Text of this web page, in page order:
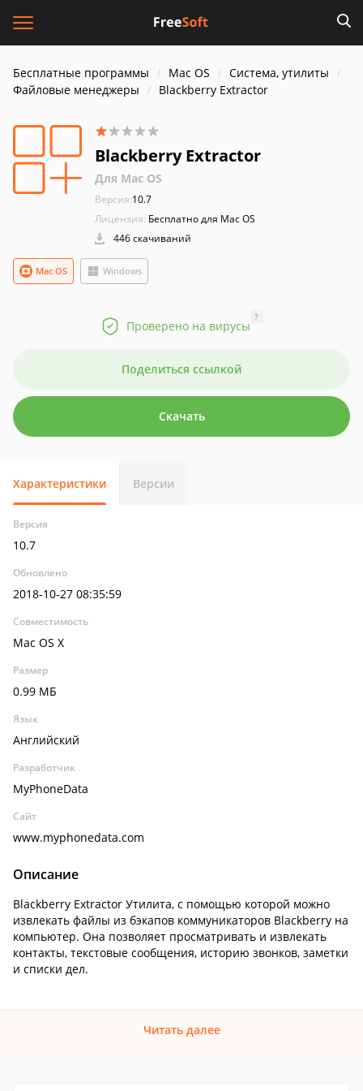
Бесплатные программы Mac OS
Система, утилиты
Файловые менеджеры
Blackberry Extractor
Blackberry Extractor
Для Mac OS
Версия:10.7
Лицензия: Бесплатно для Mac OS
446 скачиваний
Windows
Mac OS
Проверено на вирусы
?
Поделиться ссылкой
Скачать
Характеристики Версии
Версия
10.7
Обновлено
2018-10-27 08:35:59
Совместимость
Mac OS X
Размер
0.99 МБ
Язык
Английский
Разработчик
MyPhoneData
Сайт
www.myphonedata.com
Описание
Blackberry Extractor Утилита, с помощью которой можно
извлекать файлы из бэкапов коммуникаторов Blackberry на
компьютер. Она позволяет просматривать и извлекать
контакты, текстовые сообщения, историю звонков, заметки
и списки дел.
Читать далее